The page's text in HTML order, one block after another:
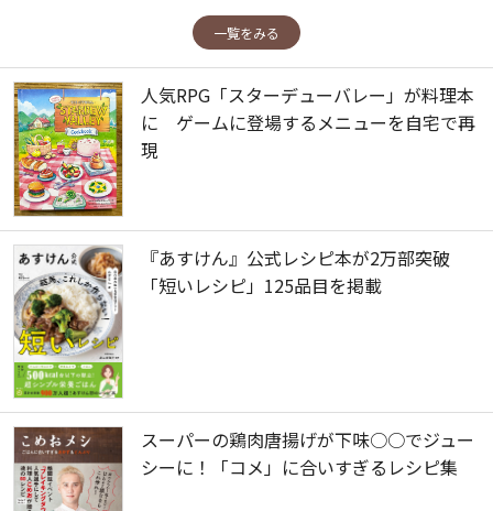
一覧をみる
人気RPG「スターデューバレー」が料理本
に ゲームに登場するメニューを自宅で再
現
『あすけん』公式レシピ本が2万部突破
「短いレシピ」125品目を掲載
スーパーの鶏肉唐揚げが下味○○でジュー
シーに！「コメ」に合いすぎるレシピ集